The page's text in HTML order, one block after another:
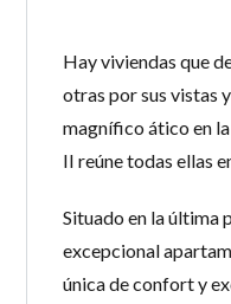
Hay viviendas que
otras por sus vistas
magnífico ático en
II reúne todas ellas
Situado en la última
excepcional
única de confort y